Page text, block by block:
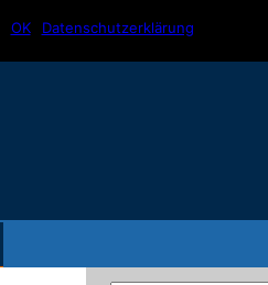
OK Datenschutzerklärung